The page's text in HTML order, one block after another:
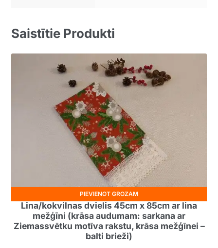
Saistītie Produkti
Lina/kokvilnas dvielis 45cm x 85cm ar lina
mežģīni (krāsa audumam: sarkana ar
Ziemassvētku motīva rakstu, krāsa mežģīnei –
balti brieži)
PIEVIENOT GROZAM